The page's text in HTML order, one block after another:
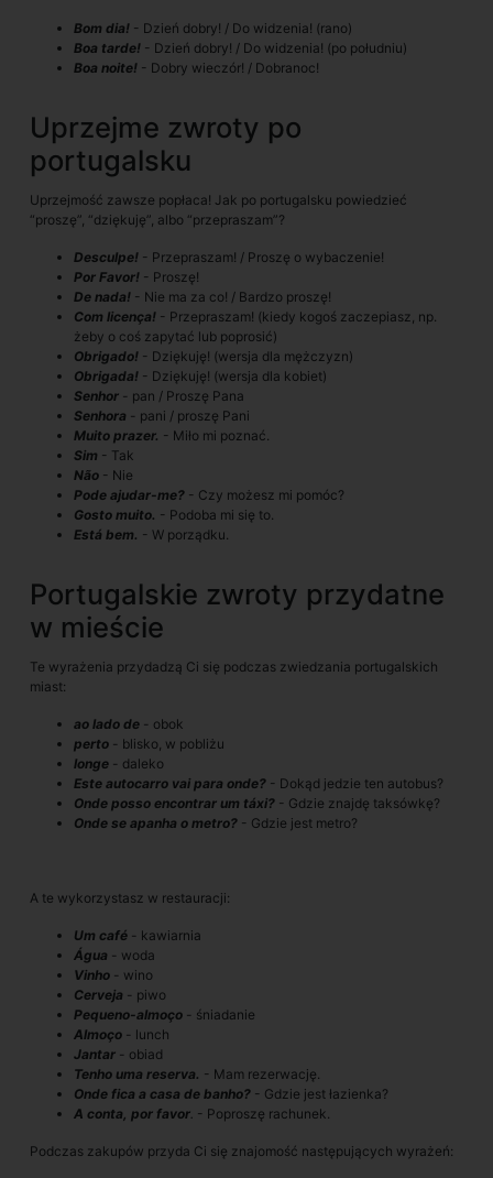
Bom dia! - Dzień dobry! / Do widzenia! (rano)
Boa tarde! - Dzień dobry! / Do widzenia! (po południu)
Boa noite! - Dobry wieczór! / Dobranoc!
Uprzejme zwroty po
portugalsku
Uprzejmość zawsze popłaca! Jak po portugalsku powiedzieć
“proszę”, “dziękuję”, albo “przepraszam”?
Desculpe! - Przepraszam! / Proszę o wybaczenie!
Por Favor! - Proszę!
De nada! - Nie ma za co! / Bardzo proszę!
Com licença! - Przepraszam! (kiedy kogoś zaczepiasz, np.
żeby o coś zapytać lub poprosić)
Obrigado! - Dziękuję! (wersja dla mężczyzn)
Obrigada! - Dziękuję! (wersja dla kobiet)
Senhor - pan / Proszę Pana
Senhora - pani / proszę Pani
Muito prazer. - Miło mi poznać.
Sim - Tak
Não - Nie
Pode ajudar-me? - Czy możesz mi pomóc?
Gosto muito. - Podoba mi się to.
Está bem. - W porządku.
Portugalskie zwroty przydatne
w mieście
Te wyrażenia przydadzą Ci się podczas zwiedzania portugalskich
miast:
ao lado de - obok
perto - blisko, w pobliżu
longe - daleko
Este autocarro vai para onde? - Dokąd jedzie ten autobus?
Onde posso encontrar um táxi? - Gdzie znajdę taksówkę?
Onde se apanha o metro? - Gdzie jest metro?
A te wykorzystasz w restauracji:
Um café - kawiarnia
Água - woda
Vinho - wino
Cerveja - piwo
Pequeno-almoço - śniadanie
Almoço - lunch
Jantar - obiad
Tenho uma reserva. - Mam rezerwację.
Onde fica a casa de banho? - Gdzie jest łazienka?
A conta, por favor. - Poproszę rachunek.
Podczas zakupów przyda Ci się znajomość następujących wyrażeń: